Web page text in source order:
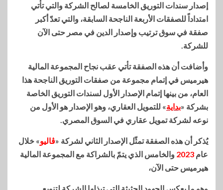
إصدار سندات التوريق الخامسة لصالح الشركة والتي تأتي
امتداداً للصفقات الأربعة الناجحة السابقة، والتي تعدّ أكبر
صفقة في سوق ترتيب وإصدار الدين في مصر حتى الآن
للشركة.
وأضافت أن هذه الصفقة تأتي عقب نجاح المجموعة المالية
هيرميس في إتمام مجموعة من صفقات التوريق الناجحة هذا
العام، من بينها إتمام الإصدار الأول لسندات التوريق الخاصة
بشركة «بداية» للتمويل العقاري، وهو الإصدار هو الأول من
نوعه لشركة تمويل عقاري في السوق المصري.
يُذكر أن هذه الصفقة تمثّل الإصدار الثاني لشركة «ڤاليو» خلال
عام 2023 والخامس الذي يتمّ بالشراكة مع المجموعة المالية
هيرميس حتى الآن،